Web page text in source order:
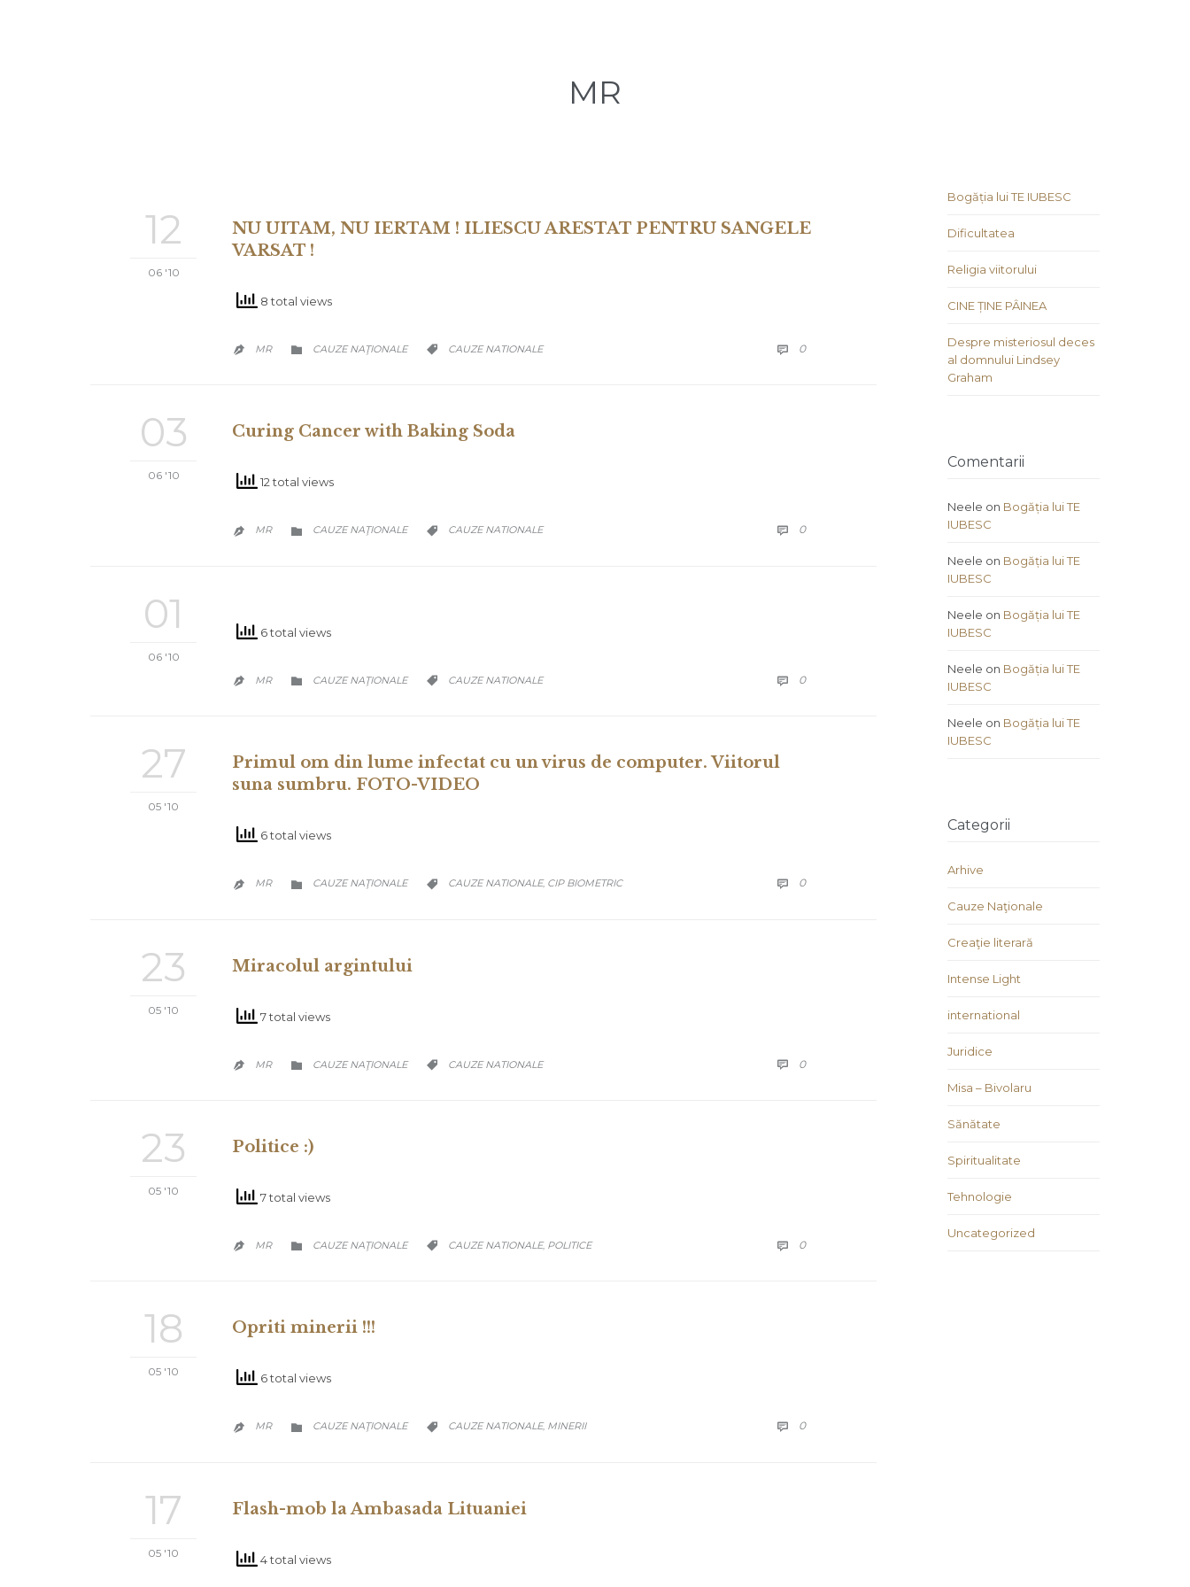
MR
12
06 '10
NU UITAM, NU IERTAM ! ILIESCU ARESTAT PENTRU SANGELE
VARSAT !
8 total views
 MR  CATEGORY
CAUZE NAŢIONALE  CATEGORY
CAUZE NATIONALE  0COMMENTS
03
06 '10
Curing Cancer with Baking Soda
12 total views
 MR  CATEGORY
CAUZE NAŢIONALE  CATEGORY
CAUZE NATIONALE  0COMMENTS
01
06 '10
6 total views
 MR  CATEGORY
CAUZE NAŢIONALE  CATEGORY
CAUZE NATIONALE  0COMMENTS
27
05 '10
Primul om din lume infectat cu un virus de computer. Viitorul
suna sumbru. FOTO-VIDEO
6 total views
 MR  CATEGORY
CAUZE NAŢIONALE  CATEGORY
CAUZE NATIONALE, CIP BIOMETRIC  0COMMENTS
23
05 '10
Miracolul argintului
7 total views
 MR  CATEGORY
CAUZE NAŢIONALE  CATEGORY
CAUZE NATIONALE  0COMMENTS
23
05 '10
Politice :)
7 total views
 MR  CATEGORY
CAUZE NAŢIONALE  CATEGORY
CAUZE NATIONALE, POLITICE  0COMMENTS
18
05 '10
Opriti minerii !!!
6 total views
 MR  CATEGORY
CAUZE NAŢIONALE  CATEGORY
CAUZE NATIONALE, MINERII  0COMMENTS
17
05 '10
Flash-mob la Ambasada Lituaniei
4 total views
Bogăția lui TE IUBESC
Dificultatea
Religia viitorului
CINE ȚINE PÂINEA
Despre misteriosul deces
al domnului Lindsey
Graham
Comentarii
Neele on Bogăția lui TE
IUBESC
Neele on Bogăția lui TE
IUBESC
Neele on Bogăția lui TE
IUBESC
Neele on Bogăția lui TE
IUBESC
Neele on Bogăția lui TE
IUBESC
Categorii
Arhive
Cauze Naţionale
Creaţie literară
Intense Light
international
Juridice
Misa – Bivolaru
Sănătate
Spiritualitate
Tehnologie
Uncategorized